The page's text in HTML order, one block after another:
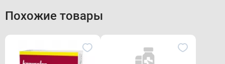
Похожие товары